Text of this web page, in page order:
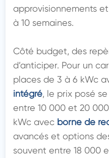
approvisionnements
à 10 semaines.
Côté budget, des
d’anticiper. Pour un
places de 3 à 6 kWc
intégré, le prix posé
entre 10 000 et 20
kWc avec borne de
avancés et options
souvent entre 18 000